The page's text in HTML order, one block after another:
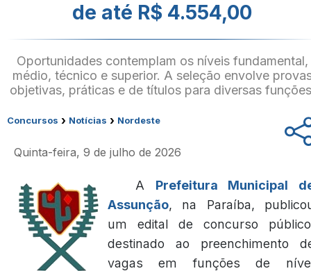
de até R$ 4.554,00
Oportunidades contemplam os níveis fundamental,
médio, técnico e superior. A seleção envolve
objetivas, práticas e de títulos para diversas
Concursos › Notícias › Nordeste
Quinta-feira, 9 de julho de 2026
A Prefeitura Municipal
Assunção, na Paraíba,
um edital de concurso
destinado ao preenchimento
vagas em funções de